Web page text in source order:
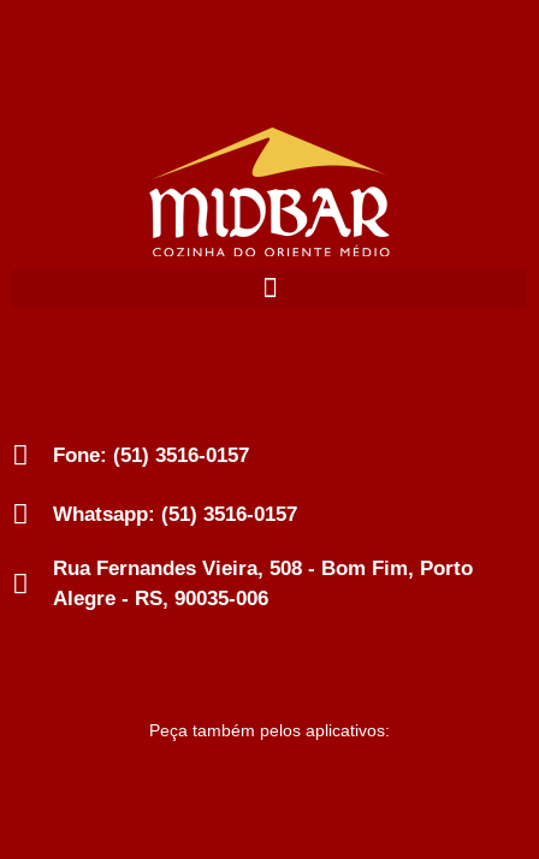
Fone: (51) 3516-0157
Whatsapp: (51) 3516-0157
Rua Fernandes Vieira, 508 - Bom Fim, Porto
Alegre - RS, 90035-006
Peça também pelos aplicativos: